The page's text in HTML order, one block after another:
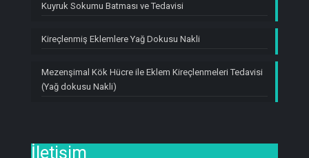
Kuyruk Sokumu Batması ve Tedavisi
Kireçlenmiş Eklemlere Yağ Dokusu Nakli
Mezenşimal Kök Hücre ile Eklem Kireçlenmeleri Tedavisi
(Yağ dokusu Nakli)
İletişim